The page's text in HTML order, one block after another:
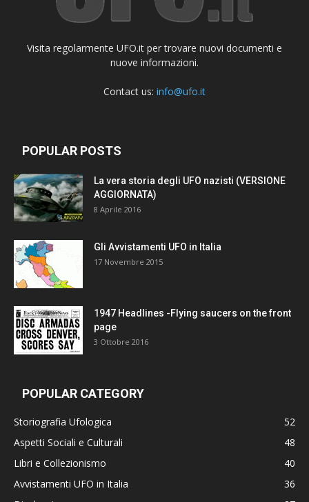
Visita regolarmente UFO.it per trovare nuovi documenti e
nuove informazioni.
Contact us: info@ufo.it
POPULAR POSTS
La vera storia degli UFO nazisti (VERSIONE
AGGIORNATA)
8 Aprile 2016
Gli Avvistamenti UFO in Italia
17 Novembre 2015
1947 Headlines -Flying saucers on the front
page
3 Ottobre 2016
POPULAR CATEGORY
Storiografia Ufologica
52
Aspetti Sociali e Culturali
48
Libri e Collezionismo
40
Avvistamenti UFO in Italia
36